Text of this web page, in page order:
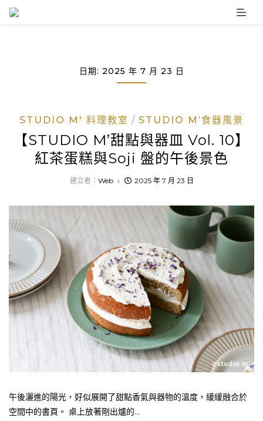
Skip
日期: 2025 年 7 月 23 日
STUDIO M' 料理教室 STUDIO M’食器風景
【STUDIO M’甜點與器皿 Vol. 10】
紅茶蛋糕與Soji 盤的午後景色
建立者： Web 2025 年 7 月 23 日
午後灑進的陽光，好似展開了甜點香氣與器物的溫度，緩緩融合於
空間中的書頁。 桌上放著剛出爐的...